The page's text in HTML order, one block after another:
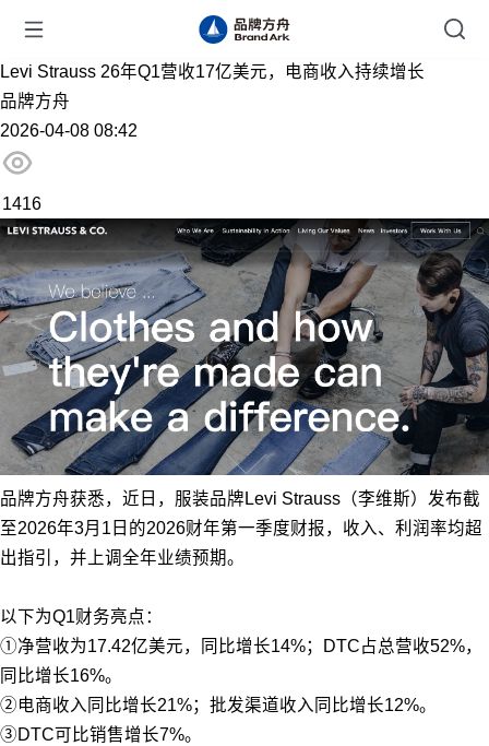
Levi Strauss 26年Q1营收17亿美元，电商收入持续增长
品牌方舟
2026-04-08 08:42
1416
品牌方舟获悉，近日，服装品牌Levi Strauss（李维斯）发布截
至2026年3月1日的2026财年第一季度财报，收入、利润率均超
出指引，并上调全年业绩预期。
以下为Q1财务亮点：
①净营收为17.42亿美元，同比增长14%；DTC占总营收52%，
同比增长16%。
②电商收入同比增长21%；批发渠道收入同比增长12%。
③DTC可比销售增长7%。